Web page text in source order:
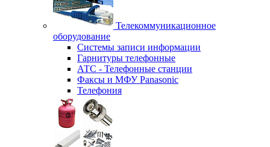
Телекоммуникационное
оборудование
Системы записи информации
Гарнитуры телефонные
АТС - Телефонные станции
Факсы и МФУ Panasonic
Телефония